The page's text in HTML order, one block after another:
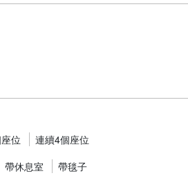
位
連續4個座位
帶休息室 帶毯子